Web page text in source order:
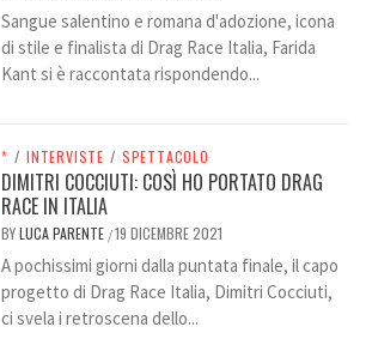
Sangue salentino e romana d'adozione, icona
di stile e finalista di Drag Race Italia, Farida
Kant si è raccontata rispondendo...
* / INTERVISTE / SPETTACOLO
DIMITRI COCCIUTI: COSÌ HO PORTATO DRAG
RACE IN ITALIA
BYLUCA PARENTE /19 DICEMBRE 2021
A pochissimi giorni dalla puntata finale, il capo
progetto di Drag Race Italia, Dimitri Cocciuti,
ci svela i retroscena dello...